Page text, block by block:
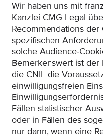
Wir haben uns mit
Kanzlei CMG Legal
Recommendations
spezifischen
solche Audience-
Bemerkenswert ist
die CNIL die
einwilligungsfreien
Fällen statistischer
oder in Fällen des
nur dann, wenn eine